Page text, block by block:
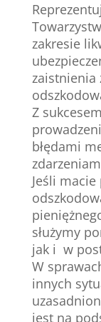
zakresie
zaistnienia
Z
błędami
Jeśli
służymy
jak i w
W
innych
jest na